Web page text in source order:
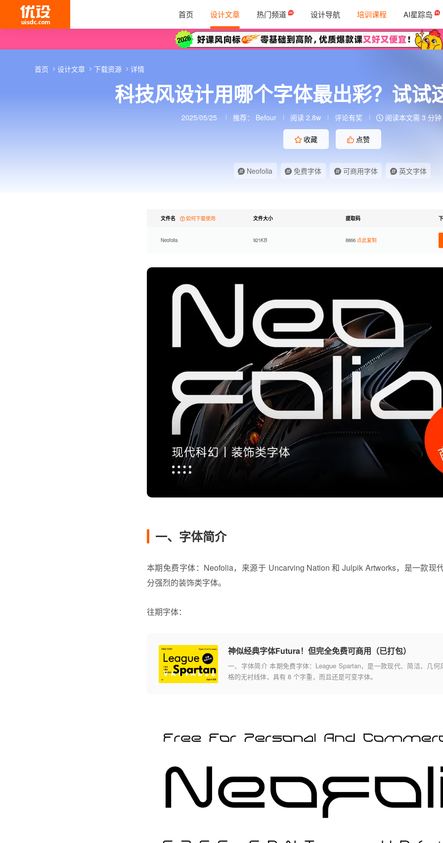
首页 设计文章 热门频道 设计导航 培训课程 AI星踪岛
科技风设计用哪个字体最出彩？试试
2025/05/25 推荐： Befour 阅读 2.8w 评论有奖 阅读本文需 3 分钟
收藏 点赞
Neofolia 免费字体 可商用字体 英文字体
首页 设计文章 下载资源 详情
文件名 如何下载使用 文件大小 提取码
Neofolia 921KB 8866 点此复制
一、字体简介
本期免费字体： Neofolia，来源于 Uncarving Nation 和 Julpik Artworks，是一款现
分强烈的装饰类字体。
往期字体：
神似经典字体Futura！但完全免费可商用（已打包）
一、字体简介 本期免费字体：League Spartan，是一款现代、简洁、几何
格的无衬线体，具有 8 个字重，而且还是可变字体。